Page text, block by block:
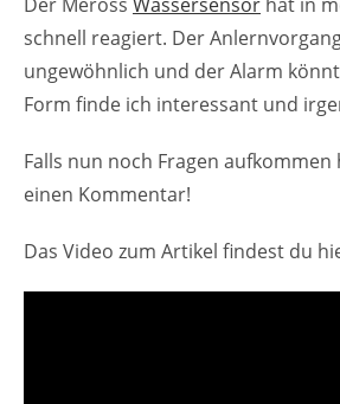
schnell reagiert. Der
ungewöhnlich und der Alarm
Form finde ich interessant und
Falls nun noch Fragen
einen Kommentar!
Das Video zum Artikel findest du